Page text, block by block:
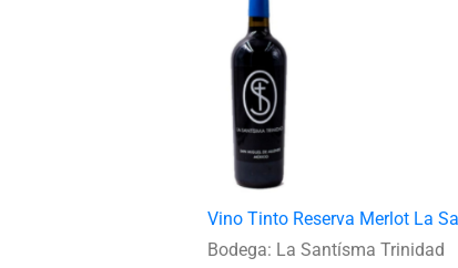
Vino Tinto Reserva Merlot La
Bodega: La Santísma Trinidad